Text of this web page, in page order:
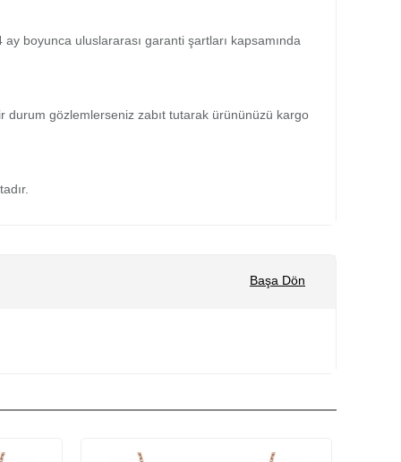
ay boyunca uluslararası garanti şartları kapsamında
durum gözlemlerseniz zabıt tutarak ürününüzü kargo
Başa Dön